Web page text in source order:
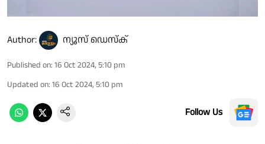
Author: ന്യൂസ് ഡെസ്ക്
Published on: 16 Oct 2024, 5:10 pm
Updated on: 16 Oct 2024, 5:10 pm
Follow Us